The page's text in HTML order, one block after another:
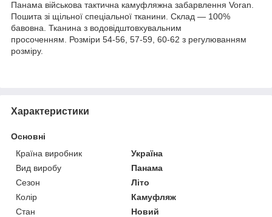
Панама військова тактична камуфляжна забарвлення Voran.
Пошита зі щільної спеціальної тканини. Склад — 100%
бавовна. Тканина з водовідштовхувальним
просоченням. Розміри 54-56, 57-59, 60-62 з регулюванням
розміру.
Характеристики
Основні
Країна виробник
Україна
Вид виробу
Панама
Сезон
Літо
Колір
Камуфляж
Стан
Новий